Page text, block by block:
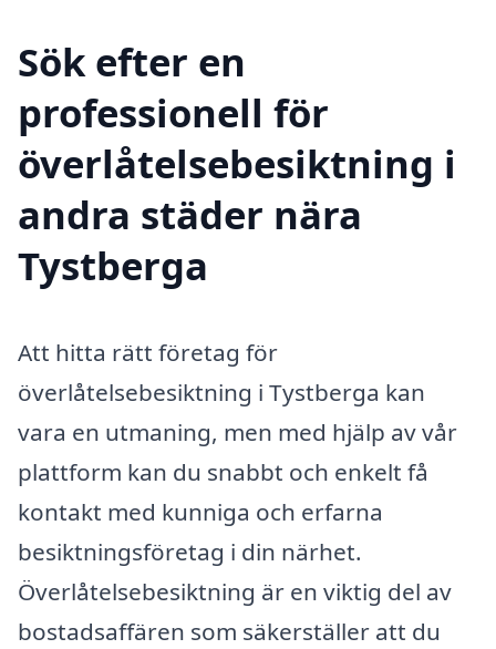
Sök efter en
professionell för
överlåtelsebesiktning i
andra städer nära
Tystberga
Att hitta rätt företag för
överlåtelsebesiktning i Tystberga kan
vara en utmaning, men med hjälp av vår
plattform kan du snabbt och enkelt få
kontakt med kunniga och erfarna
besiktningsföretag i din närhet.
Överlåtelsebesiktning är en viktig del av
bostadsaffären som säkerställer att du